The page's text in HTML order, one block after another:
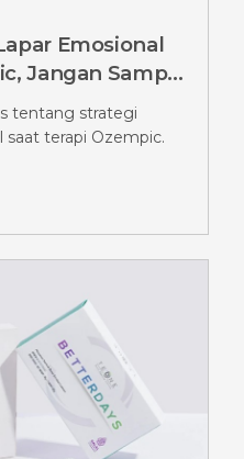
Emosional
Jangan Sampai
tentang strategi
saat terapi Ozempic.